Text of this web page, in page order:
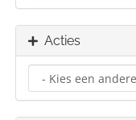
Acties